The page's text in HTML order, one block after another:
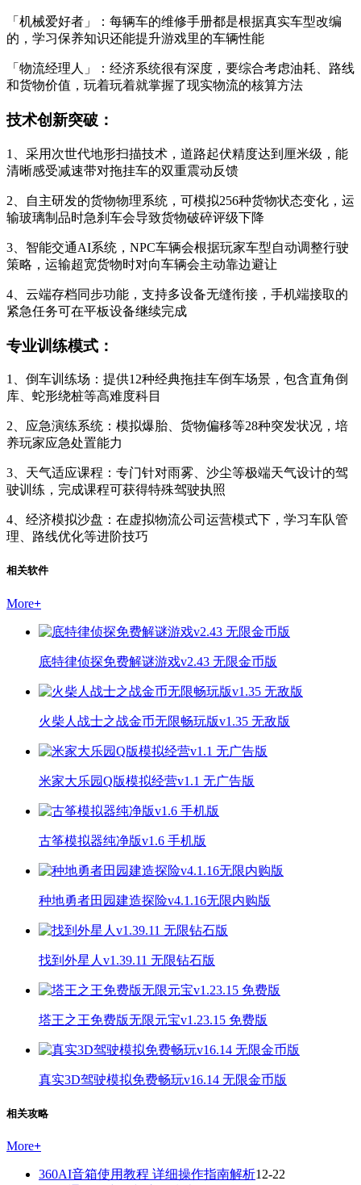
「机械爱好者」：每辆车的维修手册都是根据真实车型改编
的，学习保养知识还能提升游戏里的车辆性能
「物流经理人」：经济系统很有深度，要综合考虑油耗、路线
和货物价值，玩着玩着就掌握了现实物流的核算方法
技术创新突破：
1、采用次世代地形扫描技术，道路起伏精度达到厘米级，能
清晰感受减速带对拖挂车的双重震动反馈
2、自主研发的货物物理系统，可模拟256种货物状态变化，运
输玻璃制品时急刹车会导致货物破碎评级下降
3、智能交通AI系统，NPC车辆会根据玩家车型自动调整行驶
策略，运输超宽货物时对向车辆会主动靠边避让
4、云端存档同步功能，支持多设备无缝衔接，手机端接取的
紧急任务可在平板设备继续完成
专业训练模式：
1、倒车训练场：提供12种经典拖挂车倒车场景，包含直角倒
库、蛇形绕桩等高难度科目
2、应急演练系统：模拟爆胎、货物偏移等28种突发状况，培
养玩家应急处置能力
3、天气适应课程：专门针对雨雾、沙尘等极端天气设计的驾
驶训练，完成课程可获得特殊驾驶执照
4、经济模拟沙盘：在虚拟物流公司运营模式下，学习车队管
理、路线优化等进阶技巧
相关软件
More+
底特律侦探免费解谜游戏v2.43 无限金币版
火柴人战士之战金币无限畅玩版v1.35 无敌版
米家大乐园Q版模拟经营v1.1 无广告版
古筝模拟器纯净版v1.6 手机版
种地勇者田园建造探险v4.1.16无限内购版
找到外星人v1.39.11 无限钻石版
塔王之王免费版无限元宝v1.23.15 免费版
真实3D驾驶模拟免费畅玩v16.14 无限金币版
相关攻略
More+
360AI音箱使用教程 详细操作指南解析12-22